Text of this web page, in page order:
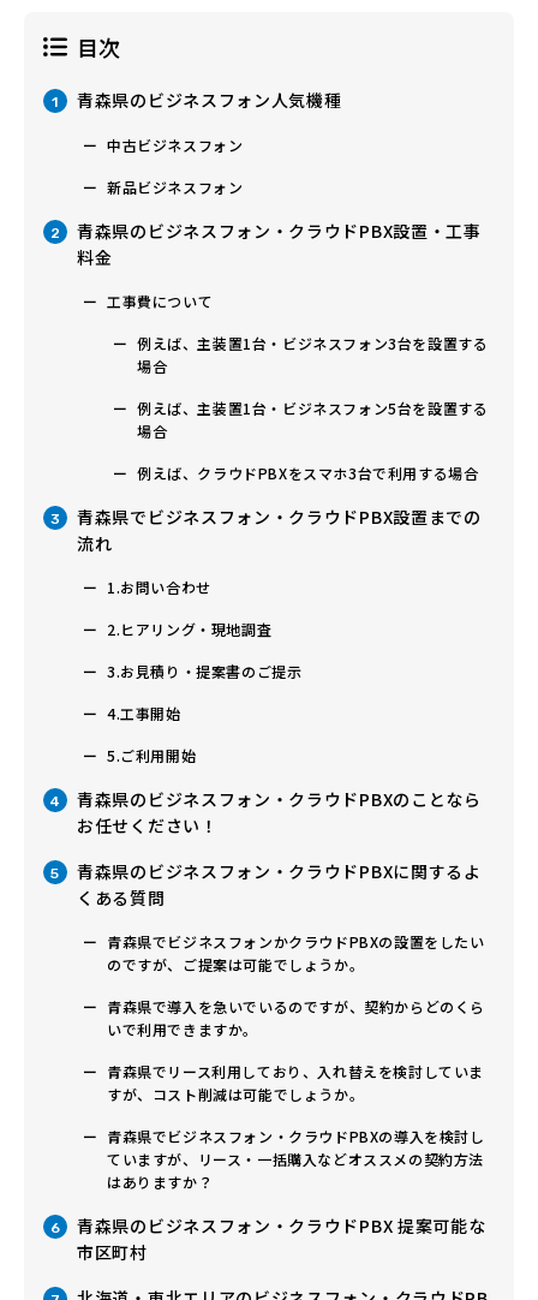
目次
1 青森県のビジネスフォン人気機種
中古ビジネスフォン
新品ビジネスフォン
2
青森県のビジネスフォン・クラウドPBX設置・工事
料金
工事費について
例えば、主装置1台・ビジネスフォン3台を設置する
場合
例えば、主装置1台・ビジネスフォン5台を設置する
場合
例えば、クラウドPBXをスマホ3台で利用する場合
3
青森県でビジネスフォン・クラウドPBX設置までの
流れ
1.お問い合わせ
2.ヒアリング・現地調査
3.お見積り・提案書のご提示
4.工事開始
5.ご利用開始
4
青森県のビジネスフォン・クラウドPBXのことなら
お任せください！
5
青森県のビジネスフォン・クラウドPBXに関するよ
くある質問
青森県でビジネスフォンかクラウドPBXの設置をしたい
のですが、ご提案は可能でしょうか。
青森県で導入を急いでいるのですが、契約からどのくら
いで利用できますか。
青森県でリース利用しており、入れ替えを検討していま
すが、コスト削減は可能でしょうか。
青森県でビジネスフォン・クラウドPBXの導入を検討し
ていますが、リース・一括購入などオススメの契約方法
はありますか？
6
青森県のビジネスフォン・クラウドPBX 提案可能な
市区町村